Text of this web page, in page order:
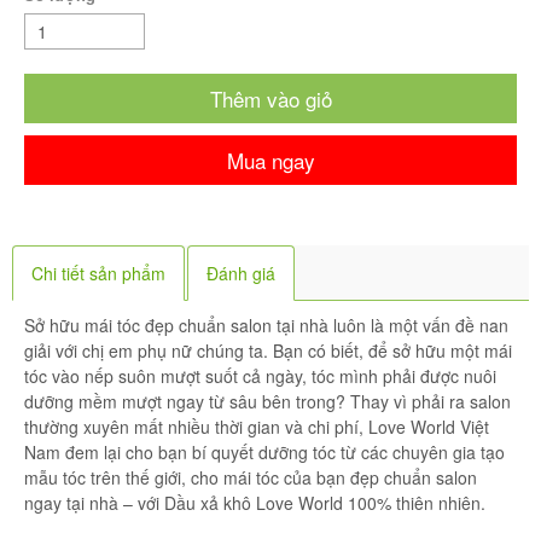
Thêm vào giỏ
Mua ngay
Chi tiết sản phẩm Đánh giá
Sở hữu mái tóc đẹp chuẩn salon tại nhà luôn là một vấn đề nan
giải với chị em phụ nữ chúng ta. Bạn có biết, để sở hữu một mái
tóc vào nếp suôn mượt suốt cả ngày, tóc mình phải được nuôi
dưỡng mềm mượt ngay từ sâu bên trong? Thay vì phải ra salon
thường xuyên mất nhiều thời gian và chi phí, Love World Việt
Nam đem lại cho bạn bí quyết dưỡng tóc từ các chuyên gia tạo
mẫu tóc trên thế giới, cho mái tóc của bạn đẹp chuẩn salon
ngay tại nhà – với Dầu xả khô Love World 100% thiên nhiên.